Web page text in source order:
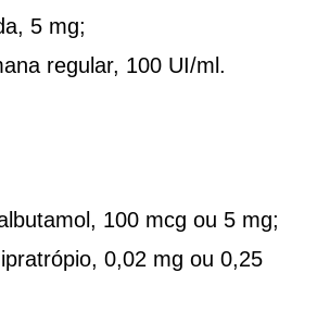
5 mg;
regular, 100 UI/ml.
100 mcg ou 5 mg;
0,02 mg ou 0,25